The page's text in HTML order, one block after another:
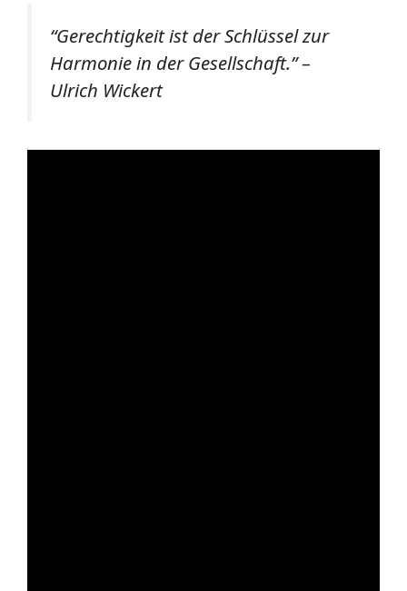
“Gerechtigkeit ist der Schlüssel zur
Harmonie in der Gesellschaft.” –
Ulrich Wickert